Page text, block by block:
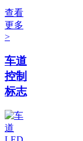
查看
更多
>
车道
控制
标志